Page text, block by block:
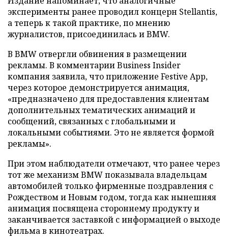
эксперименты ранее проводил концерн Stellantis,
а теперь к такой практике, по мнению
журналистов, присоединилась и BMW.
В BMW отвергли обвинения в размещении
рекламы. В комментарии Business Insider
компания заявила, что приложение Festive App,
через которое демонстрируется анимация,
«предназначено для предоставления клиентам
дополнительных тематических анимаций и
сообщений, связанных с глобальными и
локальными событиями. Это не является формой
рекламы».
При этом наблюдатели отмечают, что ранее через
тот же механизм BMW показывала владельцам
автомобилей только фирменные поздравления с
Рождеством и Новым годом, тогда как нынешняя
анимация посвящена стороннему продукту и
заканчивается заставкой с информацией о выходе
фильма в кинотеатрах.